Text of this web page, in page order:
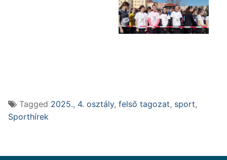
Tagged 2025., 4. osztály, felső tagozat, sport,
Sporthírek